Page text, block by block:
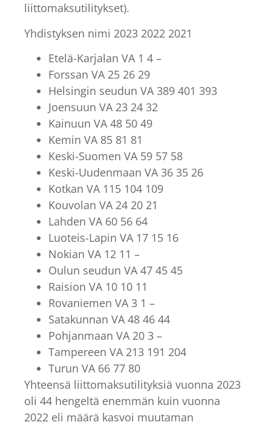
liittomaksutilitykset).
Yhdistyksen nimi 2023 2022 2021
Etelä-Karjalan VA 1 4 –
Forssan VA 25 26 29
Helsingin seudun VA 389 401 393
Joensuun VA 23 24 32
Kainuun VA 48 50 49
Kemin VA 85 81 81
Keski-Suomen VA 59 57 58
Keski-Uudenmaan VA 36 35 26
Kotkan VA 115 104 109
Kouvolan VA 24 20 21
Lahden VA 60 56 64
Luoteis-Lapin VA 17 15 16
Nokian VA 12 11 –
Oulun seudun VA 47 45 45
Raision VA 10 10 11
Rovaniemen VA 3 1 –
Satakunnan VA 48 46 44
Pohjanmaan VA 20 3 –
Tampereen VA 213 191 204
Turun VA 66 77 80
Yhteensä liittomaksutilityksiä vuonna 2023
oli 44 hengeltä enemmän kuin vuonna
2022 eli määrä kasvoi muutaman